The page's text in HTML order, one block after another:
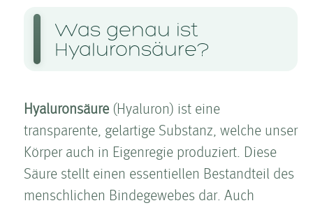
Was genau ist
Hyaluronsäure?
Hyaluronsäure (Hyaluron) ist eine
transparente, gelartige Substanz, welche unser
Körper auch in Eigenregie produziert. Diese
Säure stellt einen essentiellen Bestandteil des
menschlichen Bindegewebes dar. Auch